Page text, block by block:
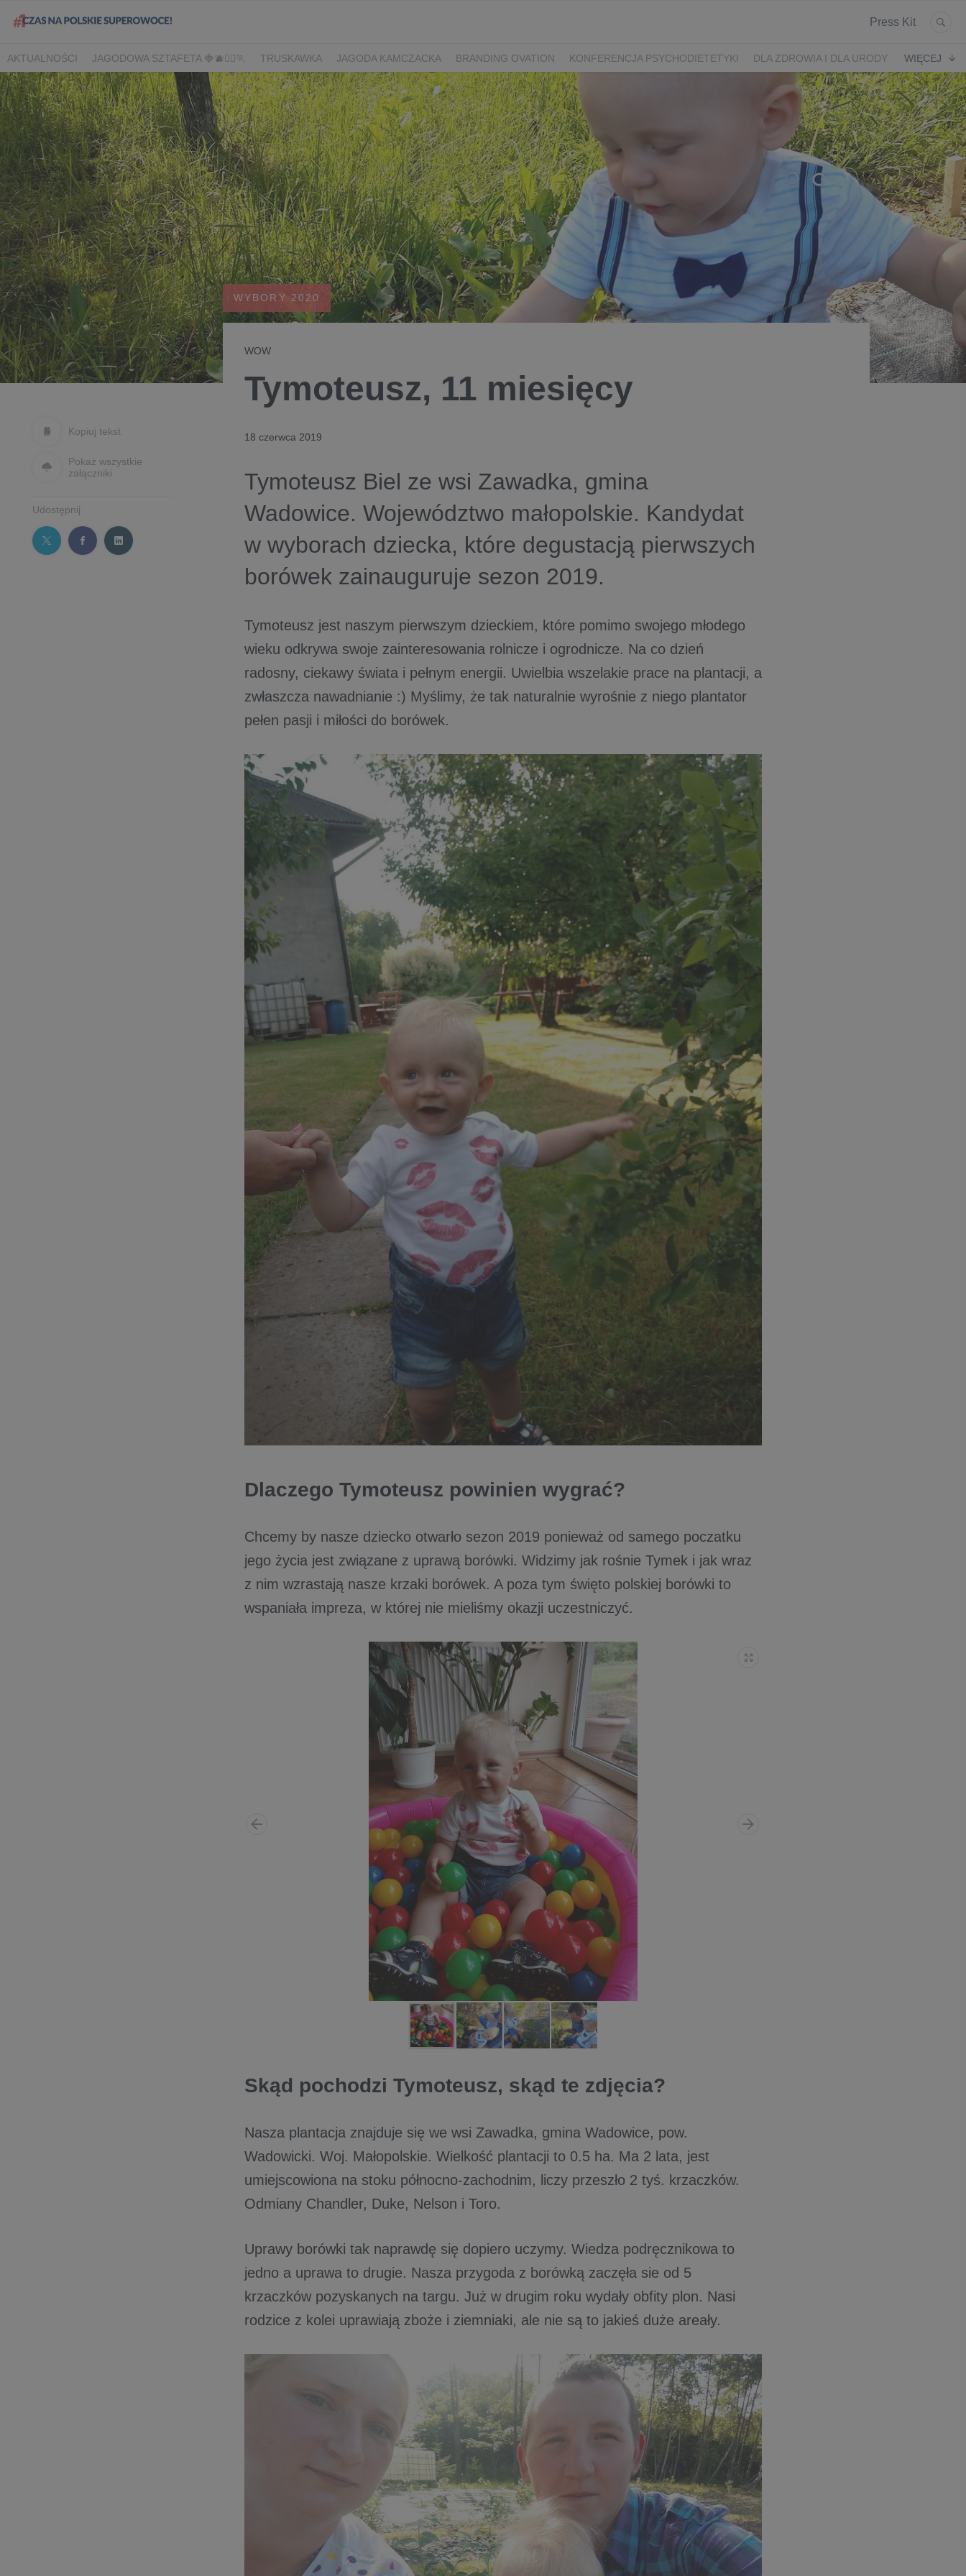
Press Kit
AKTUALNOŚCI JAGODOWA SZTAFETA 🍓🫐🏃‍♀️🏃 TRUSKAWKA JAGODA KAMCZACKA BRANDING OVATION KONFERENCJA PSYCHODIETETYKI
DLA ZDROWIA I DLA URODY
DLA HANDLU
DLA MEDIÓW DLA PLANTATORÓW NARODOWY DZIEŃ SPORTU ŻURAWINA MINIKIWI DEREŃ PORZECZKI
MALINA
BORÓWKA
AGREST CORE TEAM BERRY INNOVATION BERRY FEST PRZETWORY PRZEPISY PIWO RZEMIEŚLNICZE
OWOCOWE LATO W KONESERZE
JAGODOWE MISTRZOSTWA ŚWIATA DZIEŃ POLSKIEJ BORÓWKI WYBORY 2025
WYBORY 2023
WYBORY 2022
WYBORY 2021 WYBORY 2020 LATO Z BORÓWKAMI 2018 ENGLISH
WIĘCEJ
Kopiuj tekst
Pokaż wszystkie
załączniki
Udostępnij
WYBORY 2020
WOW
Tymoteusz, 11 miesięcy
18 czerwca 2019
Tymoteusz Biel ze wsi Zawadka, gmina
Wadowice. Województwo małopolskie. Kandydat
w wyborach dziecka, które degustacją pierwszych
borówek zainauguruje sezon 2019.
Tymoteusz jest naszym pierwszym dzieckiem, które pomimo swojego młodego
wieku odkrywa swoje zainteresowania rolnicze i ogrodnicze. Na co dzień
radosny, ciekawy świata i pełnym energii. Uwielbia wszelakie prace na plantacji, a
zwłaszcza nawadnianie :) Myślimy, że tak naturalnie wyrośnie z niego plantator
pełen pasji i miłości do borówek.
Dlaczego Tymoteusz powinien wygrać?
Chcemy by nasze dziecko otwarło sezon 2019 ponieważ od samego poczatku
jego życia jest związane z uprawą borówki. Widzimy jak rośnie Tymek i jak wraz
z nim wzrastają nasze krzaki borówek. A poza tym święto polskiej borówki to
wspaniała impreza, w której nie mieliśmy okazji uczestniczyć.
Skąd pochodzi Tymoteusz, skąd te zdjęcia?
Nasza plantacja znajduje się we wsi Zawadka, gmina Wadowice, pow.
Wadowicki. Woj. Małopolskie. Wielkość plantacji to 0.5 ha. Ma 2 lata, jest
umiejscowiona na stoku północno-zachodnim, liczy przeszło 2 tyś. krzaczków.
Odmiany Chandler, Duke, Nelson i Toro.
Uprawy borówki tak naprawdę się dopiero uczymy. Wiedza podręcznikowa to
jedno a uprawa to drugie. Nasza przygoda z borówką zaczęła sie od 5
krzaczków pozyskanych na targu. Już w drugim roku wydały obfity plon. Nasi
rodzice z kolei uprawiają zboże i ziemniaki, ale nie są to jakieś duże areały.